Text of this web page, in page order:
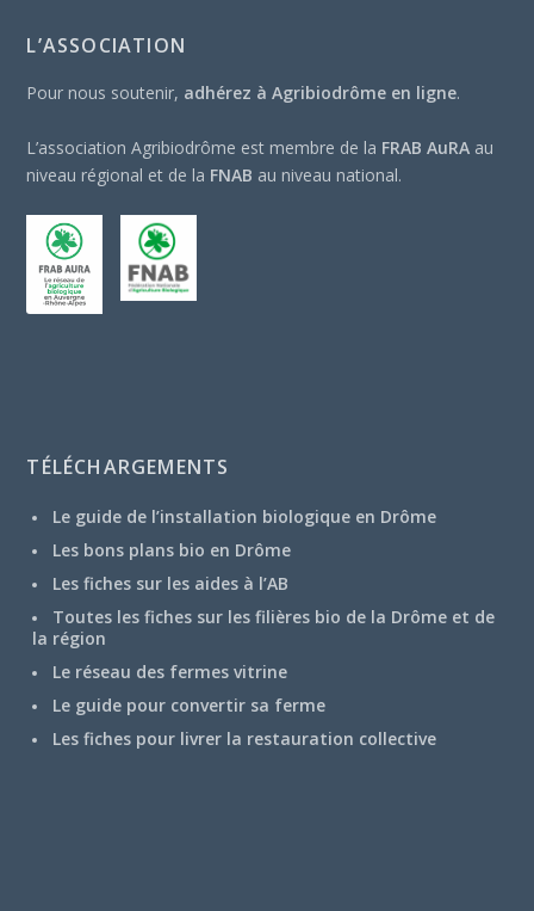
L’ASSOCIATION
Pour nous soutenir, adhérez à Agribiodrôme en ligne.
L’association Agribiodrôme est membre de la FRAB AuRA au
niveau régional et de la FNAB au niveau national.
TÉLÉCHARGEMENTS
Le guide de l’installation biologique en Drôme
Les bons plans bio en Drôme
Les fiches sur les aides à l’AB
Toutes les fiches sur les filières bio de la Drôme et de
la région
Le réseau des fermes vitrine
Le guide pour convertir sa ferme
Les fiches pour livrer la restauration collective